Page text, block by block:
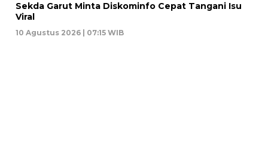
Sekda Garut Minta Diskominfo Cepat Tangani Isu
Viral
10 Agustus 2026 | 07:15 WIB